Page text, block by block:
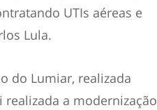
UTIs aéreas e
Lula.
do Lumiar, realizada
realizada a modernização